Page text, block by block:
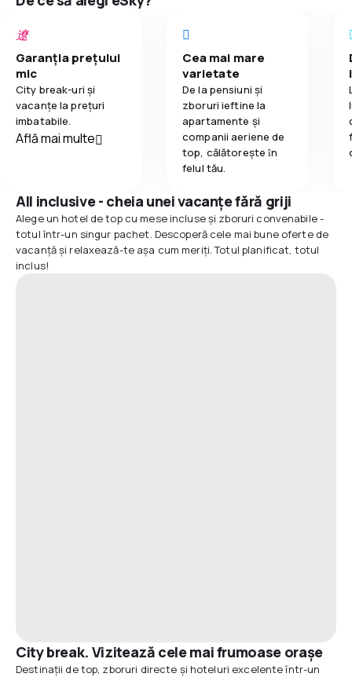
Garanția prețului
mic
City break-uri și
vacanțe la prețuri
imbatabile.
Află mai multe
Cea mai mare
varietate
De la pensiuni și
zboruri ieftine la
apartamente și
companii aeriene de
top, călătoreşte ȋn
felul tău.
All inclusive - cheia unei vacanțe fără griji
Alege un hotel de top cu mese incluse și zboruri convenabile -
totul într-un singur pachet. Descoperă cele mai bune oferte de
vacanță și relaxează-te așa cum meriți. Totul planificat, totul
inclus!
City break. Vizitează cele mai frumoase orașe
Destinații de top, zboruri directe și hoteluri excelente într-un